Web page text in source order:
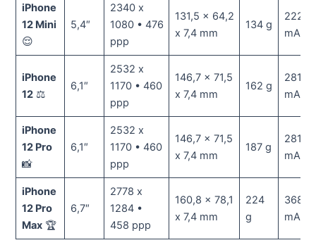
iPhone
12 Mini
😌
5,4″
2340 x
1080 • 476
ppp
131,5 x 64,2
x 7,4 mm
134 g
2226
mAh
iPhone
12⚖️
6,1″
2532 x
1170 • 460
ppp
146,7 x 71,5
x 7,4 mm
162 g
2815
mAh
iPhone
12 Pro
📸
6,1″
2532 x
1170 • 460
ppp
146,7 x 71,5
x 7,4 mm
187 g
2815
mAh
iPhone
12 Pro
Max🏆
6,7″
2778 x
1284 •
458 ppp
160,8 x 78,1
x 7,4 mm
224
g
3689
mAh